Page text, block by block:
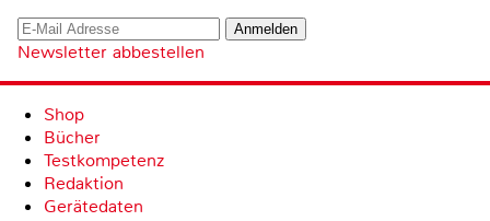
Newsletter abbestellen
Shop
Bücher
Testkompetenz
Redaktion
Gerätedaten